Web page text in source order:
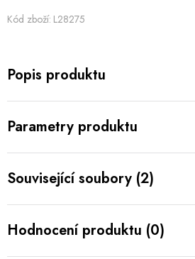
Kód zboží: L28275
Popis produktu
Parametry produktu
Související soubory (2)
Hodnocení produktu (0)